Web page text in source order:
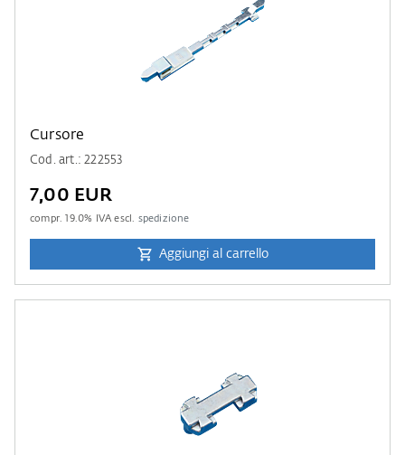
Cursore
Cod. art.: 222553
7,00 EUR
compr.19.0% IVA escl. spedizione
Aggiungi al carrello